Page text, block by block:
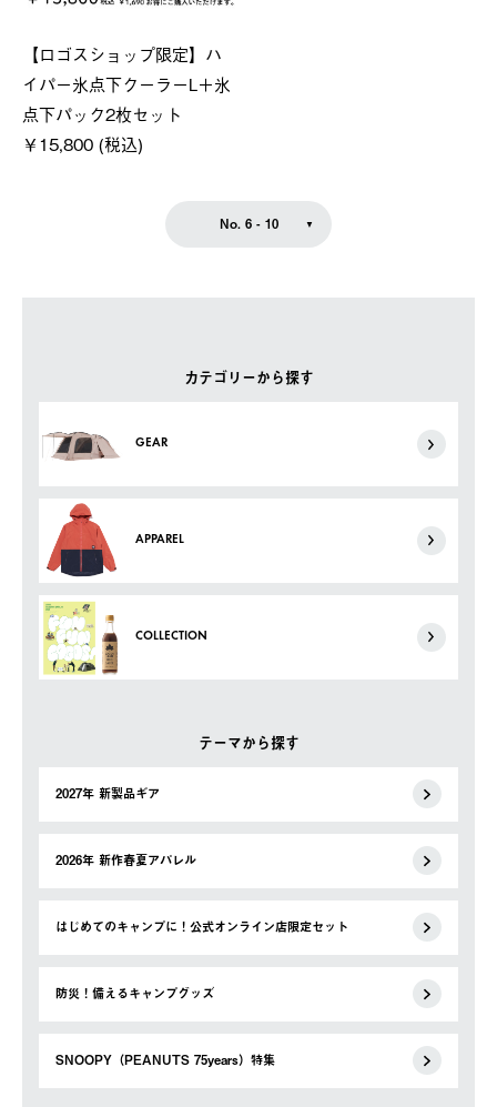
カテゴリーから探す
GEAR
APPAREL
COLLECTION
テーマから探す
2027年 新製品ギア
2026年 新作春夏アパレル
はじめてのキャンプに！公式オンライン店限定セット
防災！備えるキャンプグッズ
SNOOPY（PEANUTS 75years）特集
【ロゴスショップ限定】ハ
イパー氷点下クーラーL＋氷
点下パック2枚セット
￥15,800 (税込)
No. 6 - 10